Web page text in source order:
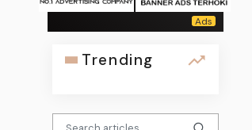
Trending